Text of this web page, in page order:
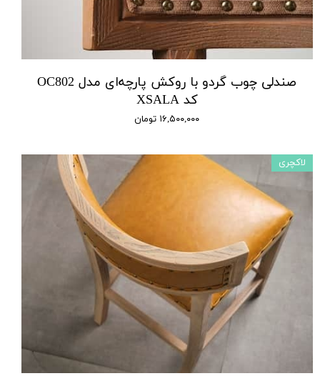
صندلی چوب گردو با روکش پارچه‌ای مدل OC802
کد XSALA
۱۶,۵۰۰,۰۰۰ تومان
لاکچری